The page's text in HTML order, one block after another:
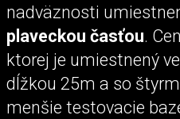
nadväznosti
plaveckou časťou.
ktorej je umiestnený
dĺžkou 25m a so
menšie testovacie